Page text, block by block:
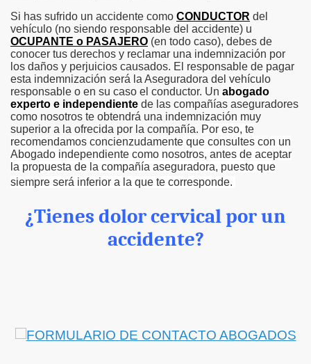
Si has sufrido un accidente como CONDUCTOR del
vehículo (no siendo responsable del accidente) u
OCUPANTE o PASAJERO (en todo caso), debes de
conocer tus derechos y reclamar una indemnización por
los daños y perjuicios causados. El responsable de pagar
esta indemnización será la Aseguradora del vehículo
responsable o en su caso el conductor. Un abogado
experto e independiente de las compañías aseguradores
como nosotros te obtendrá una indemnización muy
superior a la ofrecida por la compañía. Por eso, te
recomendamos concienzudamente que consultes con un
Abogado independiente como nosotros, antes de aceptar
la propuesta de la compañía aseguradora, puesto que
siempre será inferior a la que te corresponde.
¿Tienes dolor cervical por un
accidente?